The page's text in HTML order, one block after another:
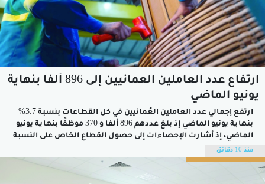
ارتفاع عدد العاملين العمانيين إلى 896 ألفا بنهاية
يونيو الماضي
ارتفع إجمالي عدد العاملين العُمانيين في كل القطاعات بنسبة 3.7%
بنهاية يونيو الماضي إذ بلغ عددهم 896 ألفا و 370 موظفًا بنهاية يونيو
الماضي، إذ أشارت الإحصاءات إلى حصول القطاع الخاص على النسبة
عن الفترة ذاتها من العام الفائت،...
منذ 10 دقائق